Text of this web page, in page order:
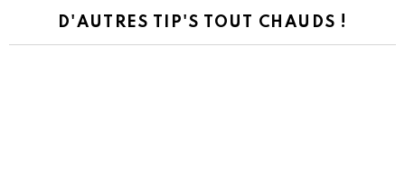
D'AUTRES TIP'S TOUT CHAUDS !